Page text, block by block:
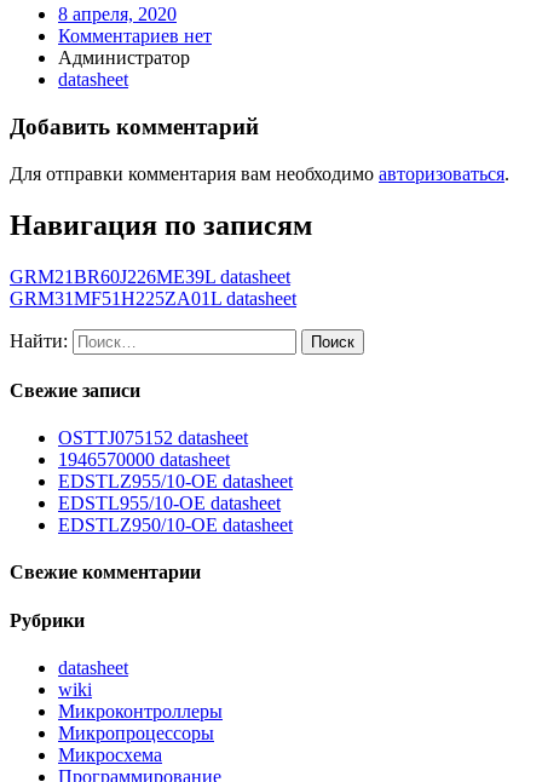
8 апреля, 2020
Комментариев нет
Администратор
datasheet
Добавить комментарий
Для отправки комментария вам необходимо авторизоваться.
Навигация по записям
GRM21BR60J226ME39L datasheet
GRM31MF51H225ZA01L datasheet
Найти:
Свежие записи
OSTTJ075152 datasheet
1946570000 datasheet
EDSTLZ955/10-OE datasheet
EDSTL955/10-OE datasheet
EDSTLZ950/10-OE datasheet
Свежие комментарии
Рубрики
datasheet
wiki
Микроконтроллеры
Микропроцессоры
Микросхема
Программирование